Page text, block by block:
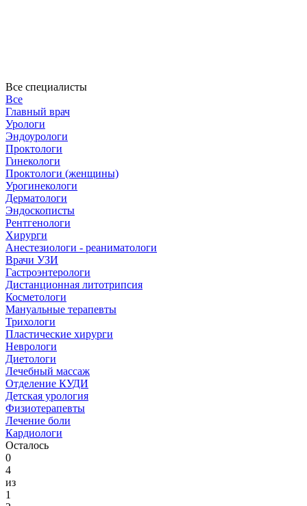
Все специалисты
Все
Главный врач
Урологи
Эндоурологи
Проктологи
Гинекологи
Проктологи (женщины)
Урогинекологи
Дерматологи
Эндоскописты
Рентгенологи
Хирурги
Анестезиологи - реаниматологи
Врачи УЗИ
Гастроэнтерологи
Дистанционная литотрипсия
Косметологи
Мануальные терапевты
Трихологи
Пластические хирурги
Неврологи
Диетологи
Лечебный массаж
Отделение КУДИ
Детская урология
Физиотерапевты
Лечение боли
Кардиологи
Осталось
0
4
из
1